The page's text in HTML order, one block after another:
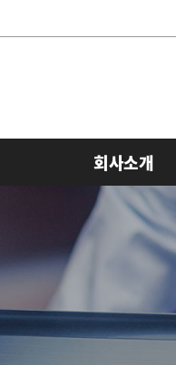
회사소개